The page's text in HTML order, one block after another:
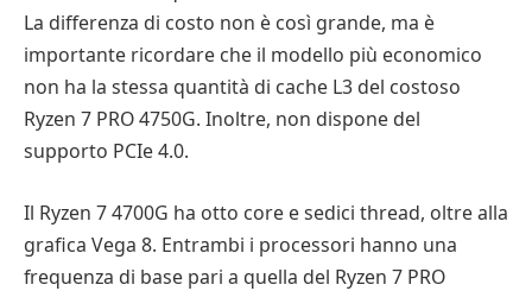
La differenza di costo non è così grande, ma è
importante ricordare che il modello più economico
non ha la stessa quantità di cache L3 del costoso
Ryzen 7 PRO 4750G. Inoltre, non dispone del
supporto PCIe 4.0.
Il Ryzen 7 4700G ha otto core e sedici thread, oltre alla
grafica Vega 8. Entrambi i processori hanno una
frequenza di base pari a quella del Ryzen 7 PRO